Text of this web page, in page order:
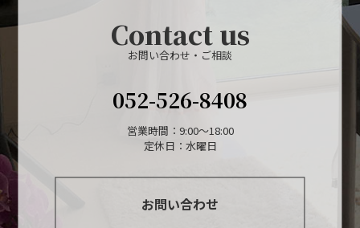
Contact us
お問い合わせ・ご相談
052-526-8408
営業時間：9:00～18:00
定休日：水曜日
お問い合わせ